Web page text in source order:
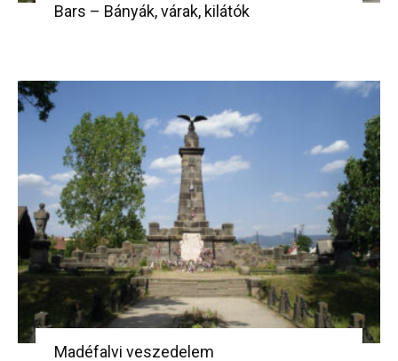
Bars – Bányák, várak, kilátók
Madéfalvi veszedelem